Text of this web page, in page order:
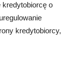
kredytobiorcę o
kredytobiorcy,